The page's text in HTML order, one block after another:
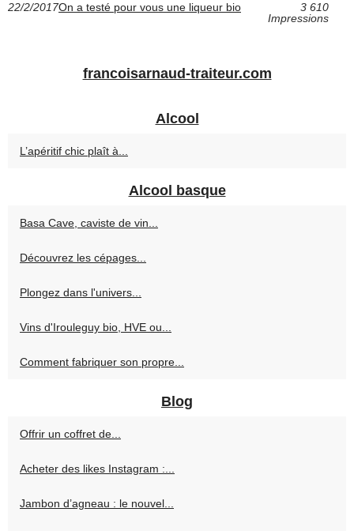
22/2/2017On a testé pour vous une liqueur bio
3 610
Impressions
francoisarnaud-traiteur.com
Alcool
L’apéritif chic plaît à...
Alcool basque
Basa Cave, caviste de vin...
Découvrez les cépages...
Plongez dans l'univers...
Vins d'Irouleguy bio, HVE ou...
Comment fabriquer son propre...
Blog
Offrir un coffret de...
Acheter des likes Instagram :...
Jambon d’agneau : le nouvel...